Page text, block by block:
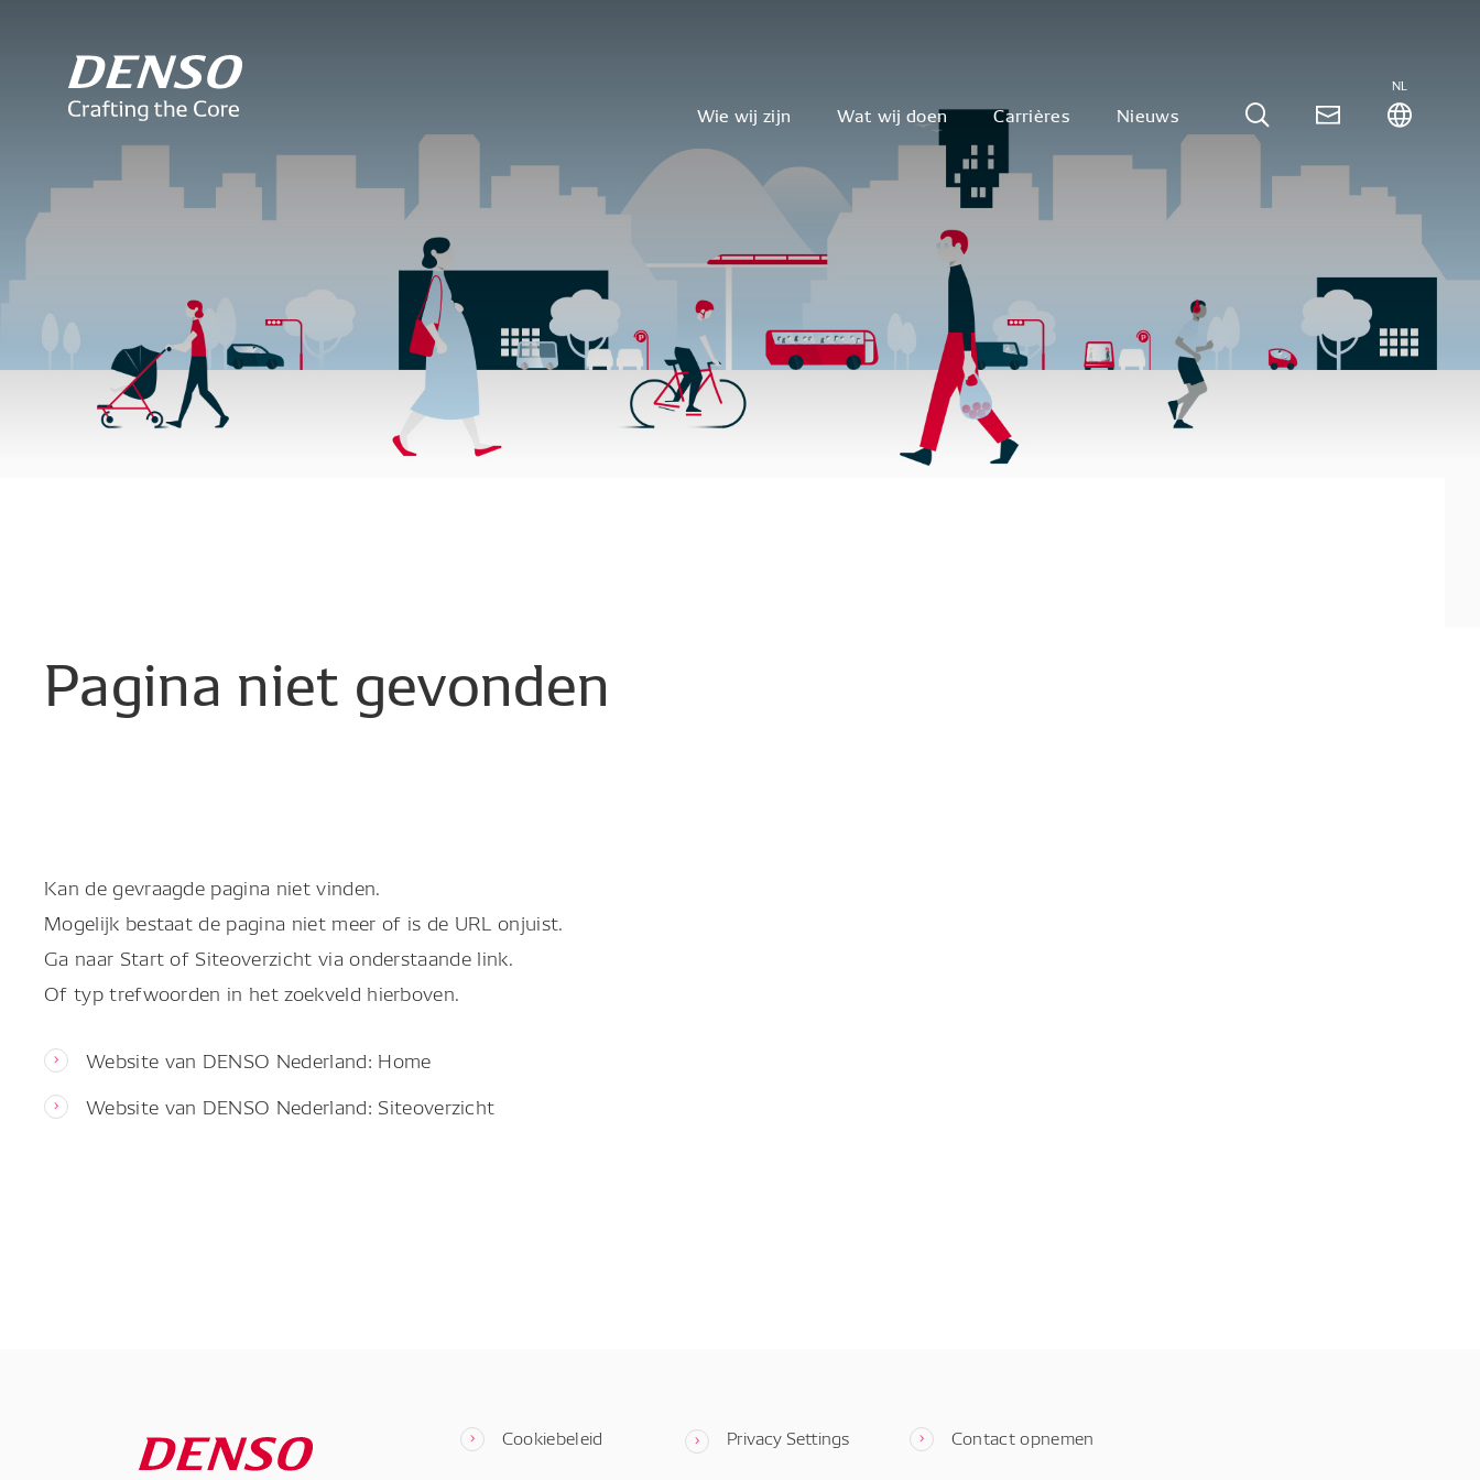
Wie wij zijn Wat wij doen Carrières Nieuws
NL
Pagina niet gevonden
Kan de gevraagde pagina niet vinden.
Mogelijk bestaat de pagina niet meer of is de URL onjuist.
Ga naar Start of Siteoverzicht via onderstaande link.
Of typ trefwoorden in het zoekveld hierboven.
Website van DENSO Nederland: Home
Website van DENSO Nederland: Siteoverzicht
Cookiebeleid Privacy Settings Contact opnemen